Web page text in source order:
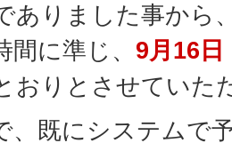
ありました事から
に準じ、 9月16日
おりとさせていた
、既にシステムで